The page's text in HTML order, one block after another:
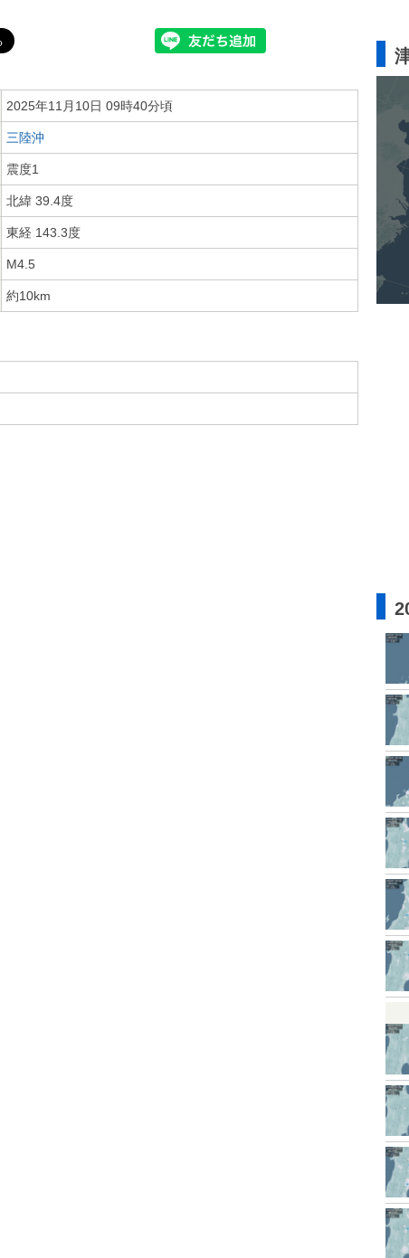
2025年11月10日 09時40分頃
三陸沖
震度1
北緯 39.4度
東経 143.3度
M4.5
約10km